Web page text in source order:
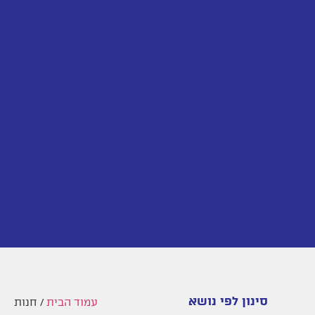
סינון לפי נושא עמוד הבית/ חנות